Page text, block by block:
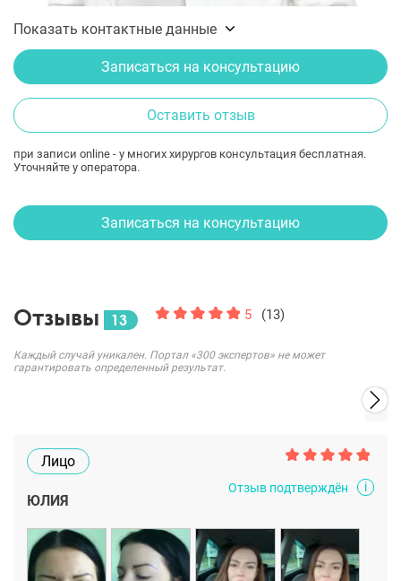
Показать контактные данные
Записаться на консультацию
Оставить отзыв
при записи online - у многих хирургов консультация бесплатная.
Уточняйте у оператора.
Записаться на консультацию
Отзывы 13 5 (13)
Каждый случай уникален. Портал «300 экспертов» не может
гарантировать определенный результат.
Отзыв подтверждён i
Лицо
ЮЛИЯ